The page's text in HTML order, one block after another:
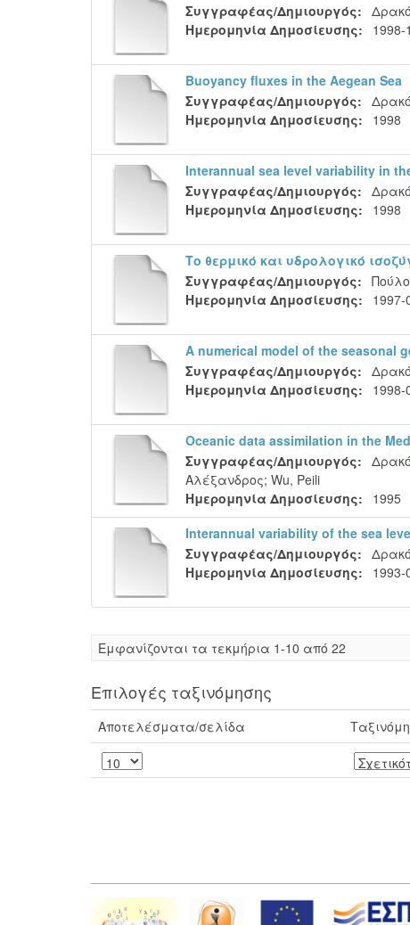
Συγγραφέας/Δημιουργός:
Ημερομηνία Δημοσίευσης:
1998-
Buoyancy fluxes in the Aegean Sea
Συγγραφέας/Δημιουργός:
Ημερομηνία Δημοσίευσης:
1998
Interannual sea level variability in
Συγγραφέας/Δημιουργός:
Ημερομηνία Δημοσίευσης:
1998
Το θερμικό και υδρολογικό
Συγγραφέας/Δημιουργός:
Ημερομηνία Δημοσίευσης:
1997-
A numerical model of the seasonal
Συγγραφέας/Δημιουργός:
Ημερομηνία Δημοσίευσης:
1998-
Oceanic data assimilation in the
Συγγραφέας/Δημιουργός:
Αλέξανδρος; Wu, Peili
Ημερομηνία Δημοσίευσης:
1995
Interannual variability of the sea
Συγγραφέας/Δημιουργός:
Ημερομηνία Δημοσίευσης:
1993-
Eμφανίζονται τα τεκμήρια 1-10 από 22
Επιλογές ταξινόμησης
Αποτελέσματα/σελίδα